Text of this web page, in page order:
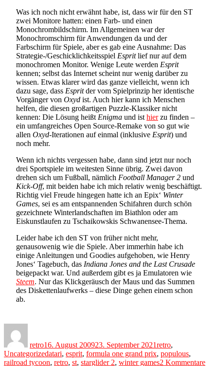
Was ich noch nicht erwähnt habe, ist, dass wir für den ST
zwei Monitore hatten: einen Farb- und einen
Monochrombildschirm. Im Allgemeinen war der
Monochromschirm für Anwendungen da und der
Farbschirm für Spiele, aber es gab eine Ausnahme: Das
Strategie-/Geschicklichkeitsspiel Espritlief nur auf dem
monochromen Monitor. Wenige Leute werden Esprit
kennen; selbst das Internet scheint nur wenig darüber zu
wissen. Etwas klarer wird das ganze vielleicht, wenn ich
dazu sage, dass Espritder vom Spielprinzip her identische
Vorgänger von Oxyd ist. Auch hier kann ich Menschen
helfen, die diesen großartigen Puzzle-Klassiker nicht
kennen: Die Lösung heißt Enigma und ist hierzu finden –
ein umfangreiches Open Source-Remake von so gut wie
allen Oxyd-Iterationen auf einmal (inklusive Esprit) und
noch mehr.
Wenn ich nichts vergessen habe, dann sind jetzt nur noch
drei Sportspiele im weitesten Sinne übrig. Zwei davon
drehen sich um Fußball, nämlich Football Manager 2 und
Kick-Off, mit beiden habe ich mich relativ wenig beschäftigt.
Richtig viel Freude hingegen hatte ich an Epix‘ Winter
Games, sei es am entspannenden Schifahren durch schön
gezeichnete Winterlandschaften im Biathlon oder am
Eiskunstlaufen zu Tschaikowskis Schwanensee-Thema.
Leider habe ich den ST von früher nicht mehr,
genausowenig wie die Spiele. Aber immerhin habe ich
einige Anleitungen und Goodies aufgehoben, wie Henry
Jones‘ Tagebuch, das Indiana Jones and the Last Crusade
beigepackt war. Und außerdem gibt es ja Emulatoren wie
Steem. Nur das Klickgeräusch der Maus und das Summen
des Diskettenlaufwerks – diese Dinge gehen einem schon
ab.
retro16. August 200923. September 2021retro,
UncategorizedTags
atari, esprit, formula one grand prix, populous,
railroad tycoon, retro, st, starglider 2, winter games2 Kommentarezu